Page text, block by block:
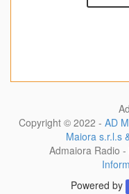
Copyright © 2022 - AD
Maiora s.r.l.s
Admaiora Radio -
Powered by